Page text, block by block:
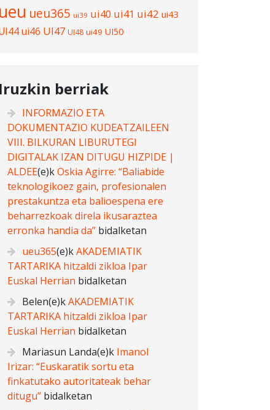
ueu ueu365 ui39 ui40 ui41 ui42 ui43
ui46 UI47 UI48 ui49 UI50
Iruzkin berriak
INFORMAZIO ETA
DOKUMENTAZIO KUDEATZAILEEN
VIII. BILKURAN LIBURUTEGI
DIGITALAK IZAN DITUGU HIZPIDE |
ALDEE(e)kOskia Agirre: “Baliabide
teknologikoez gain, profesionalen
prestakuntza eta balioespena ere
beharrezkoak direla ikusaraztea
erronka handia da” bidalketan
ueu365(e)kAKADEMIATIK
TARTARIKA hitzaldi zikloa Ipar
Euskal Herrian bidalketan
Belen(e)kAKADEMIATIK
TARTARIKA hitzaldi zikloa Ipar
Euskal Herrian bidalketan
Mariasun Landa(e)k Imanol
Irizar: “Euskaratik sortu eta
finkatutako autoritateak behar
ditugu” bidalketan